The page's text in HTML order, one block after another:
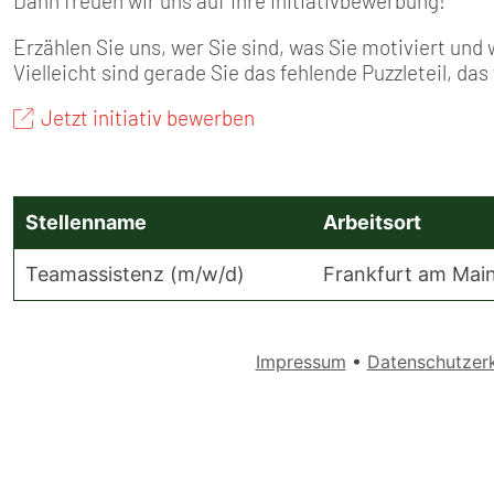
TARIF
SERVICE
MITGLIEDSCHAFT
PRESSE
Erzählen Sie uns, wer Sie sind, was Sie motiviert
Vielleicht sind gerade Sie das fehlende Puzzleteil,
Jetzt initiativ bewerben